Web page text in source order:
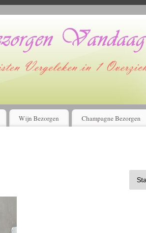
Voordelig bloemen bestellen en laten bezorgen?
Wijn Bezorgen Champagne Bezorgen